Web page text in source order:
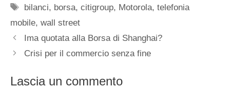
Tag
bilanci, borsa,citigroup, Motorola,telefonia
mobile, wall street
Ima quotata alla Borsa di Shanghai?
Crisi per il commercio senza fine
Lascia un commento